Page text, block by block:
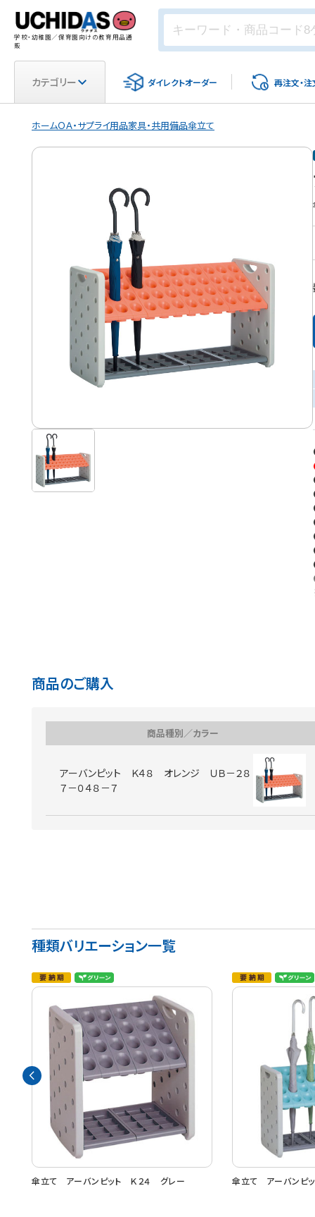
学校・幼稚園／保育園向けの教育用品通
販
カテゴリー ダイレクトオーダー 再注文・注
ホームＯＡ・サプライ用品家具・共用備品傘立て
商品のご購入
商品種別／カラー
アーバンピット Ｋ４８ オレンジ ＵＢ－２８
７－０４８－７
種類バリエーション一覧
傘立て アーバンピット Ｋ２４ グレー 傘立て アーバンピ